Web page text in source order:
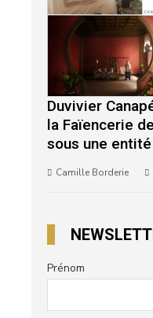
Duvivier
la Faïencerie
sous une
Camille Borderie
Prénom